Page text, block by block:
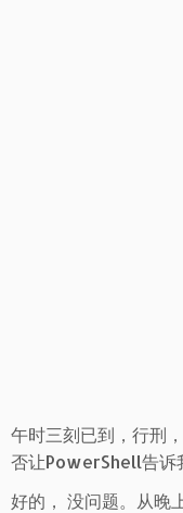
午时三刻已到，行刑
否让PowerShell告诉
好的， 没问题。从晚